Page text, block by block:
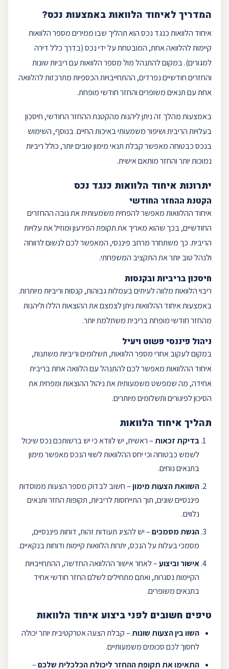
המדריך לאיחוד הלוואות באמצעות נכס?
איחוד הלוואות כנגד נכס הוא תהליך שבו ממירים מספר הלוואות
קיימות להלוואה אחת, המובטחת על ידי נכס (בדרך כלל דירה
למגורים). במקום להתנהל מול מספר הלוואות עם ריביות שונות
והחזרים חודשיים נפרדים, ההתחייבויות הכספיות מתרכזות להלוואה
אחת עם תנאים משופרים והחזר חודשימופחת.
באמצעות מהלך זה ניתן ליהנות מהקטנת ההחזר החודשי, חיסכון
בעלויות הריבית ושיפור משמעותי באיכות החיים. בנוסף, השימוש
בנכס כבטוחה מאפשר קבלת תנאי מימון טובים יותר, כולל ריביות
נמוכות יותר והחזר מותאם אישית.
יתרונות איחוד הלוואות כנגד נכס
הקטנת ההחזר החודשי
איחוד ההלוואות מאפשר להפחית משמעותית את גובה ההחזרים
החודשיים, בכך שהוא מאריך את תקופת הפירעון ומוזיל את עלויות
הריבית. כך משתחרר מרחב פיננסי, המאפשר לכם לנשום לרווחה
ולנהל טוב יותר את התקציב המשפחתי.
חיסכון בריביות ובקנסות
ריבוי הלוואות מלווה לעיתים בעמלות גבוהות, קנסות וריביות מיותרות.
באמצעות איחוד ההלוואות ניתן לצמצם את ההוצאות הללו וליהנות
מהחזר חודשי מופחת בריבית משתלמת יותר.
ניהול פיננסי פשוט ויעיל
במקום לעקוב אחרי מספר הלוואות, תשלומים וריביות משתנות,
איחוד ההלוואות מאפשר לכם להתנהל עם הלוואה אחת בריבית
אחידה, מה שמפשט משמעותית את ניהול ההוצאות ומפחית את
הסיכון לפיגורים ותשלומים מיותרים.
תהליך איחוד הלוואות
בדיקת זכאות– ראשית, יש לוודא כי יש ברשותכם נכס שיכול
לשמש כבטוחה וכי יחס ההלוואות לשווי הנכס מאפשר מימון
בתנאים נוחים.
השוואת הצעות מימון– חשוב לבדוק מספר הצעות ממוסדות
פיננסיים שונים, תוך התייחסות לריביות, תקופות החזר ותנאים
נלווים.
הגשת מסמכים– יש להציג תעודות זהות, דוחות פיננסיים,
מסמכי בעלות על הנכס, יתרות הלוואות קיימות ודוחות בנקאיים.
אישור וביצוע– לאחר אישור ההלוואה החדשה, ההתחייבויות
הקיימות נסגרות, ואתם מתחילים לשלם החזר חודשי אחיד
בתנאים משופרים.
טיפים חשובים לפני ביצוע איחוד הלוואות
השוו בין הצעות שונות– קבלת הצעה אטרקטיבית יותר יכולה
לחסוך לכם סכומים משמעותיים.
התאימו את תקופת ההחזר ליכולת הכלכלית שלכם–